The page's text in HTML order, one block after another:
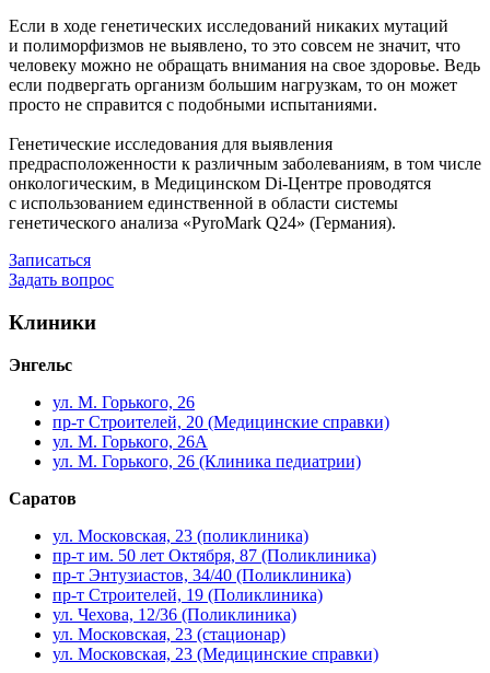
Если в ходе генетических исследований никаких мутаций
и полиморфизмов не выявлено, то это совсем не значит, что
человеку можно не обращать внимания на свое здоровье. Ведь
если подвергать организм большим нагрузкам, то он может
просто не справится с подобными испытаниями.
Генетические исследования для выявления
предрасположенности к различным заболеваниям, в том числе
онкологическим, в Медицинском Di-Центре проводятся
с использованием единственной в области системы
генетического анализа «PyroMark Q24» (Германия).
Записаться
Задать вопрос
Клиники
Энгельс
ул. М. Горького, 26
пр-т Строителей, 20 (Медицинские справки)
ул. М. Горького, 26А
ул. М. Горького, 26 (Клиника педиатрии)
Саратов
ул. Московская, 23 (поликлиника)
пр-т им. 50 лет Октября, 87 (Поликлиника)
пр-т Энтузиастов, 34/40 (Поликлиника)
пр-т Строителей, 19 (Поликлиника)
ул. Чехова, 12/36 (Поликлиника)
ул. Московская, 23 (стационар)
ул. Московская, 23 (Медицинские справки)